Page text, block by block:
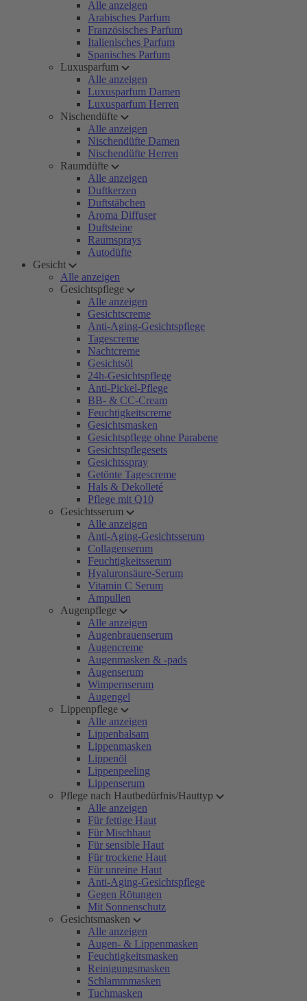
Alle anzeigen
Arabisches Parfum
Französisches Parfum
Italienisches Parfum
Spanisches Parfum
Luxusparfum
Alle anzeigen
Luxusparfum Damen
Luxusparfum Herren
Nischendüfte
Alle anzeigen
Nischendüfte Damen
Nischendüfte Herren
Raumdüfte
Alle anzeigen
Duftkerzen
Duftstäbchen
Aroma Diffuser
Duftsteine
Raumsprays
Autodüfte
Gesicht
Alle anzeigen
Gesichtspflege
Alle anzeigen
Gesichtscreme
Anti-Aging-Gesichtspflege
Tagescreme
Nachtcreme
Gesichtsöl
24h-Gesichtspflege
Anti-Pickel-Pflege
BB- & CC-Cream
Feuchtigkeitscreme
Gesichtsmasken
Gesichtspflege ohne Parabene
Gesichtspflegesets
Gesichtsspray
Getönte Tagescreme
Hals & Dekolleté
Pflege mit Q10
Gesichtsserum
Alle anzeigen
Anti-Aging-Gesichtsserum
Collagenserum
Feuchtigkeitsserum
Hyaluronsäure-Serum
Vitamin C Serum
Ampullen
Augenpflege
Alle anzeigen
Augenbrauenserum
Augencreme
Augenmasken & -pads
Augenserum
Wimpernserum
Augengel
Lippenpflege
Alle anzeigen
Lippenbalsam
Lippenmasken
Lippenöl
Lippenpeeling
Lippenserum
Pflege nach Hautbedürfnis/Hauttyp
Alle anzeigen
Für fettige Haut
Für Mischhaut
Für sensible Haut
Für trockene Haut
Für unreine Haut
Anti-Aging-Gesichtspflege
Gegen Rötungen
Mit Sonnenschutz
Gesichtsmasken
Alle anzeigen
Augen- & Lippenmasken
Feuchtigkeitsmasken
Reinigungsmasken
Schlammmasken
Tuchmasken